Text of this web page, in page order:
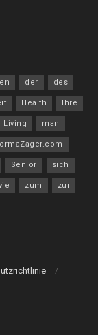
der des
Health Ihre
Living man
Senior sich
zum zur